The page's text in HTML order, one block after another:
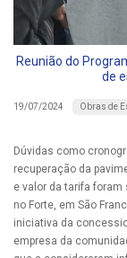
Reunião do
de
19/07/2024 Obras de
Dúvidas como
recuperação da
e valor da tarifa foram
no Forte, em São
iniciativa da
empresa da